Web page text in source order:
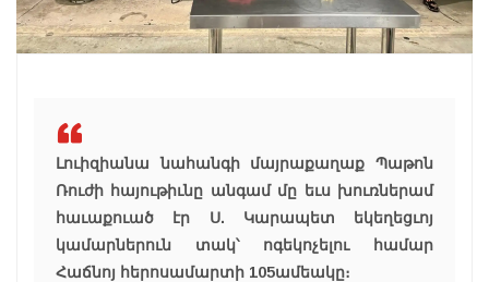
Լուիզիանա նահանգի մայրաքաղաք Պաթոն
Ռուժի հայութիւնը անգամ մը եւս խուռներամ
հաւաքուած էր Ս. Կարապետ եկեղեցւոյ
կամարներուն տակ՝ ոգեկոչելու համար
Հաճնոյ հերոսամարտի 105ամեակը։